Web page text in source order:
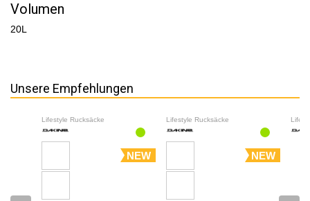
Volumen
20L
Unsere Empfehlungen
Lifestyle Rucksäcke
NEW
Lifestyle Rucksäcke
NEW